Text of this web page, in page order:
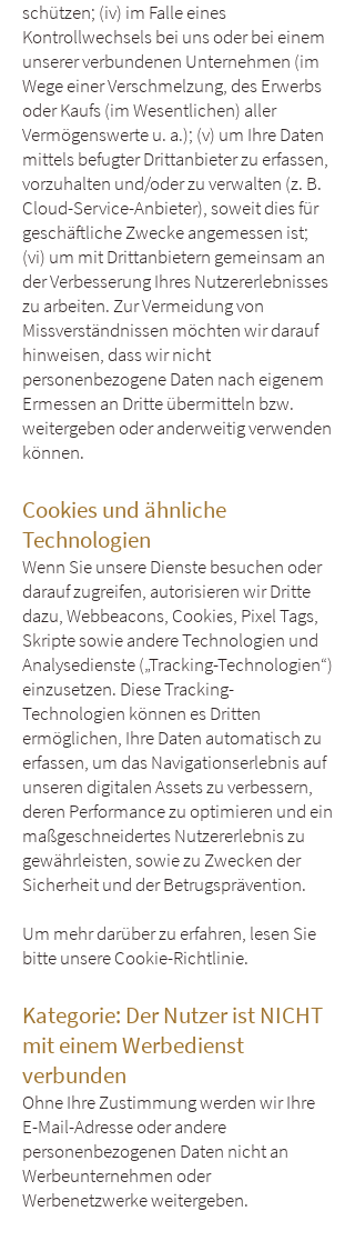
schützen; (iv) im Falle eines
Kontrollwechsels bei uns oder bei einem
unserer verbundenen Unternehmen (im
Wege einer Verschmelzung, des Erwerbs
oder Kaufs (im Wesentlichen) aller
Vermögenswerte u. a.); (v) um Ihre Daten
mittels befugter Drittanbieter zu erfassen,
vorzuhalten und/oder zu verwalten (z. B.
Cloud-Service-Anbieter), soweit dies für
geschäftliche Zwecke angemessen ist;
(vi) um mit Drittanbietern gemeinsam an
der Verbesserung Ihres Nutzererlebnisses
zu arbeiten. Zur Vermeidung von
Missverständnissen möchten wir darauf
hinweisen, dass wir nicht
personenbezogene Daten nach eigenem
Ermessen an Dritte übermitteln bzw.
weitergeben oder anderweitig verwenden
können.
Cookies und ähnliche
Technologien
Wenn Sie unsere Dienste besuchen oder
darauf zugreifen, autorisieren wir Dritte
dazu, Webbeacons, Cookies, Pixel Tags,
Skripte sowie andere Technologien und
Analysedienste („Tracking-Technologien“)
einzusetzen. Diese Tracking-
Technologien können es Dritten
ermöglichen, Ihre Daten automatisch zu
erfassen, um das Navigationserlebnis auf
unseren digitalen Assets zu verbessern,
deren Performance zu optimieren und ein
maßgeschneidertes Nutzererlebnis zu
gewährleisten, sowie zu Zwecken der
Sicherheit und der Betrugsprävention.
Um mehr darüber zu erfahren, lesen Sie
bitte unsere Cookie-Richtlinie.
Kategorie: Der Nutzer ist NICHT
mit einem Werbedienst
verbunden
Ohne Ihre Zustimmung werden wir Ihre
E-Mail-Adresse oder andere
personenbezogenen Daten nicht an
Werbeunternehmen oder
Werbenetzwerke weitergeben.